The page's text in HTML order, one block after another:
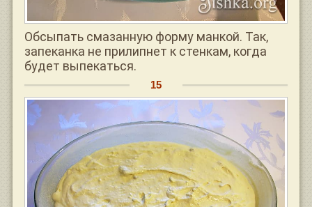
Обсыпать смазанную форму манкой. Так,
запеканка не прилипнет к стенкам, когда
будет выпекаться.